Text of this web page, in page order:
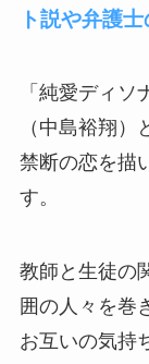
ト説や弁護
「純愛ディ
（中島裕翔
禁断の恋を描
す。
教師と生徒の
囲の人々を巻
お互いの気持